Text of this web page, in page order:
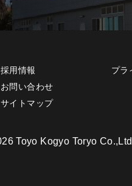
採用情報
お問い合わせ
サイトマップ
プラ
Toyo Kogyo Toryo